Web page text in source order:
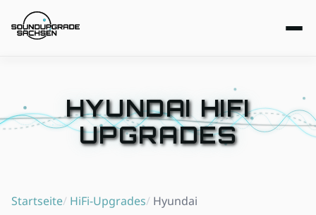
Zum Hauptinhalt springen
Upgrades
Audi
HYUNDAI HIFI
UPGRADES
Startseite HiFi-Upgrades Hyundai